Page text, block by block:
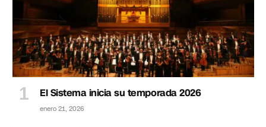
El Sistema inicia su temporada 2026
enero 21, 2026